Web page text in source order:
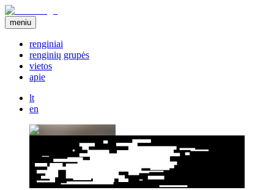
meniu
renginiai
renginių grupės
vietos
apie
lt
en